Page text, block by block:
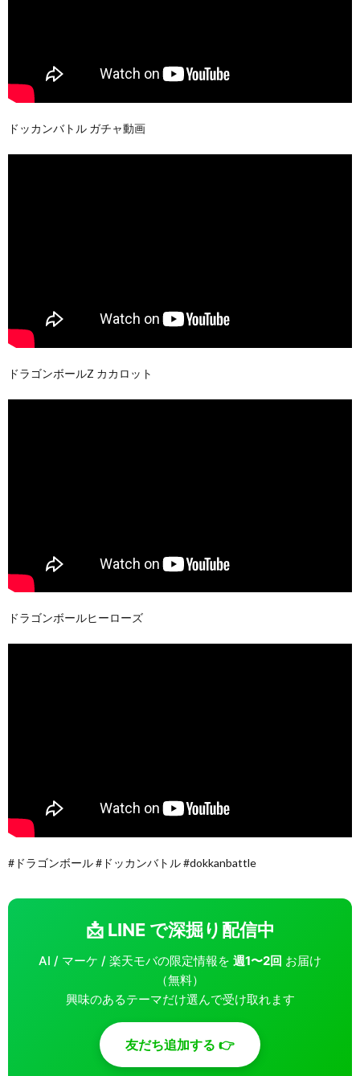
ドッカンバトル ガチャ動画
ドラゴンボールZ カカロット
ドラゴンボールヒーローズ
#ドラゴンボール #ドッカンバトル #dokkanbattle
📩 LINE で深掘り配信中
AI / マーケ / 楽天モバの限定情報を 週1〜2回 お届け
（無料）
興味のあるテーマだけ選んで受け取れます
友だち追加する 👉